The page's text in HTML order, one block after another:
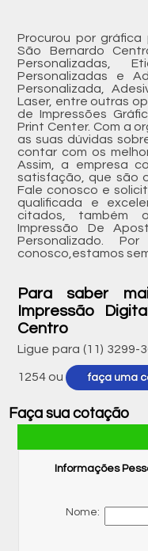
Procurou por
São Bernardo
Personalizadas,
Personalizadas e
Personalizada,
Laser, entre outras
de Impressões
Print Center. Com a
as suas dúvidas
contar com os
Assim, a empresa
satisfação, que são
Fale conosco e
qualificada e
citados, também
Impressão De
Personalizado.
conosco,estamos
Para saber
Impressão
Centro
Ligue para (11) 3299-
1254 ou faça uma
Faça sua cotação
Informações
Nome: